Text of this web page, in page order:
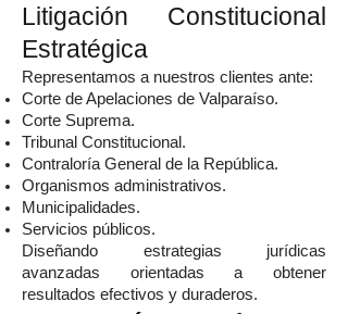
Litigación Constitucional
Estratégica
Representamos a nuestros clientes ante:
Corte de Apelaciones de Valparaíso.
Corte Suprema.
Tribunal Constitucional.
Contraloría General de la República.
Organismos administrativos.
Municipalidades.
Servicios públicos.
Diseñando estrategias jurídicas
avanzadas orientadas a obtener
resultados efectivos y duraderos.